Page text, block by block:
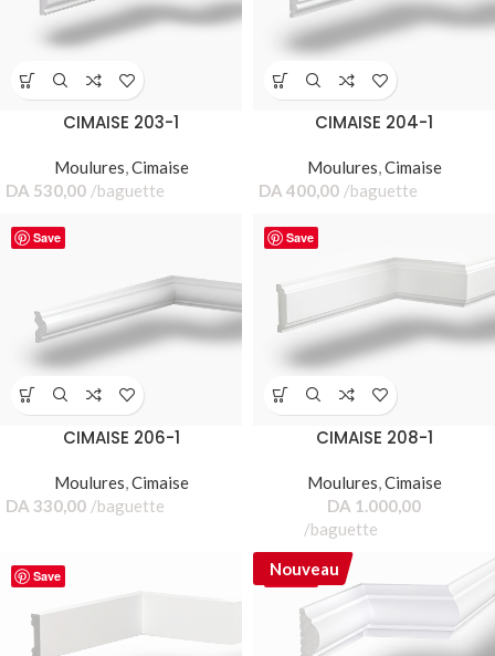
CIMAISE 203-1
Moulures,Cimaise
DA 530,00
CIMAISE 204-1
Moulures,Cimaise
DA 400,00
Save
CIMAISE 206-1
Moulures,Cimaise
DA 330,00
Save
CIMAISE 208-1
Moulures,Cimaise
DA 1.000,00
Save Save
Nouveau